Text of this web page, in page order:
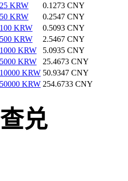
25 KRW
0.1273 CNY
50 KRW
0.2547 CNY
100 KRW
0.5093 CNY
500 KRW
2.5467 CNY
1000 KRW
5.0935 CNY
5000 KRW
25.4673 CNY
10000 KRW 50.9347 CNY
50000 KRW 254.6733 CNY
兑